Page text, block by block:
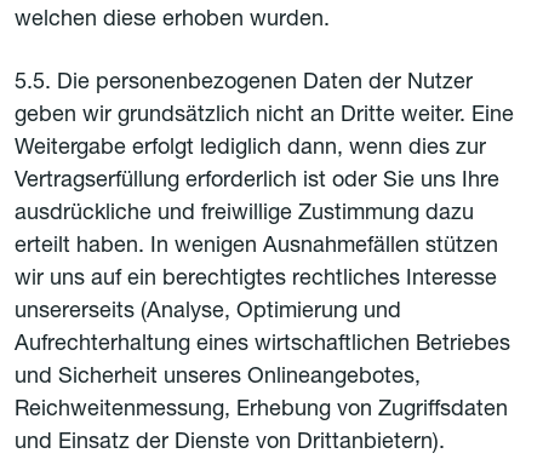
welchen diese erhoben wurden.
5.5. Die personenbezogenen Daten der Nutzer
geben wir grundsätzlich nicht an Dritte weiter. Eine
Weitergabe erfolgt lediglich dann, wenn dies zur
Vertragserfüllung erforderlich ist oder Sie uns Ihre
ausdrückliche und freiwillige Zustimmung dazu
erteilt haben. In wenigen Ausnahmefällen stützen
wir uns auf ein berechtigtes rechtliches Interesse
unsererseits (Analyse, Optimierung und
Aufrechterhaltung eines wirtschaftlichen Betriebes
und Sicherheit unseres Onlineangebotes,
Reichweitenmessung, Erhebung von Zugriffsdaten
und Einsatz der Dienste von Drittanbietern).